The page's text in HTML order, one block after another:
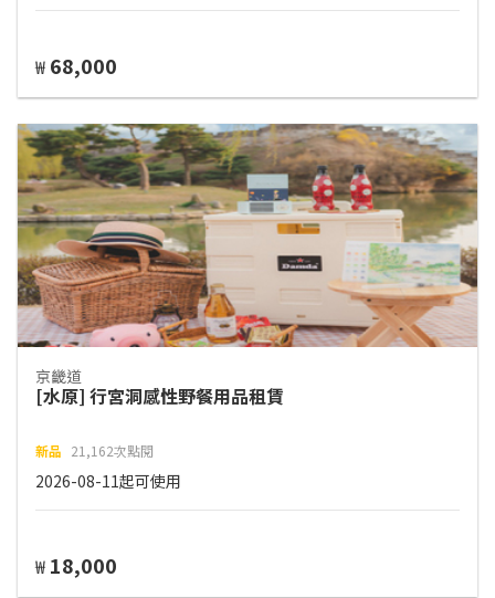
₩ 68,000
京畿道
[水原] 行宮洞感性野餐用品租賃
新品 21,162次點閱
2026-08-11起可使用
₩ 18,000